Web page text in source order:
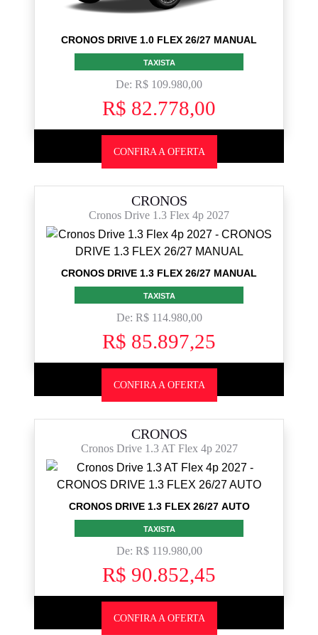
CRONOS DRIVE 1.0 FLEX 26/27 MANUAL
TAXISTA
De: R$ 109.980,00
R$ 82.778,00
CONFIRA A OFERTA
CRONOS
Cronos Drive 1.3 Flex 4p 2027
CRONOS DRIVE 1.3 FLEX 26/27 MANUAL
TAXISTA
De: R$ 114.980,00
R$ 85.897,25
CONFIRA A OFERTA
CRONOS
Cronos Drive 1.3 AT Flex 4p 2027
CRONOS DRIVE 1.3 FLEX 26/27 AUTO
TAXISTA
De: R$ 119.980,00
R$ 90.852,45
CONFIRA A OFERTA